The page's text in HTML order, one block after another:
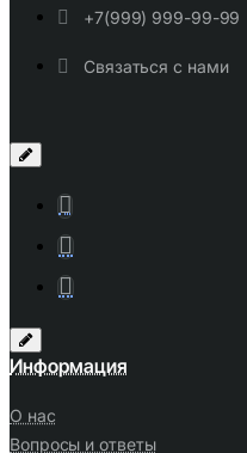
+7(999) 999-99-99
Связаться с нами
Информация
О нас
Вопросы и ответы